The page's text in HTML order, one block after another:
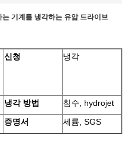
기계를 냉각하는 유압 드라이브
신청 냉각
냉각 방법
침수, hydrojet
증명서 세륨, SGS